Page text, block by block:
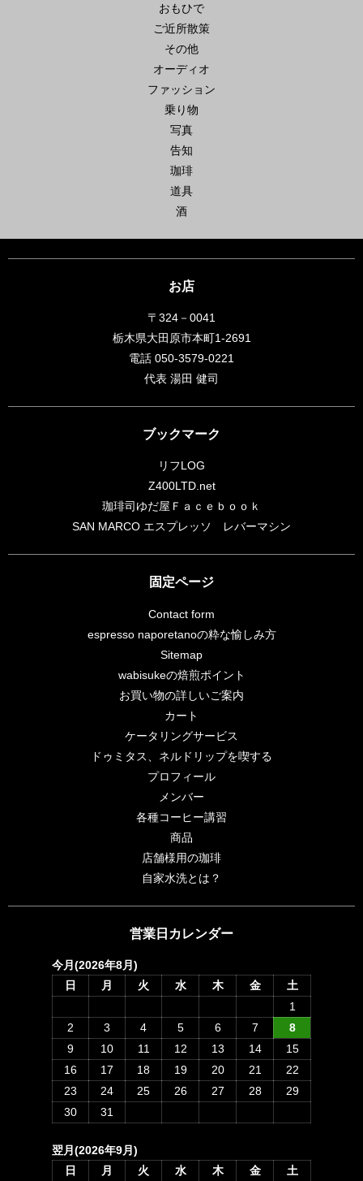
おもひで
ご近所散策
その他
オーディオ
ファッション
乗り物
写真
告知
珈琲
道具
酒
お店
〒324－0041
栃木県大田原市本町1-2691
電話 050-3579-0221
代表 湯田 健司
ブックマーク
リフLOG
Z400LTD.net
珈琲司ゆだ屋Ｆａｃｅｂｏｏｋ
SAN MARCO エスプレッソ レバーマシン
固定ページ
Contact form
espresso naporetanoの粋な愉しみ方
Sitemap
wabisukeの焙煎ポイント
お買い物の詳しいご案内
カート
ケータリングサービス
ドゥミタス、ネルドリップを喫する
プロフィール
メンバー
各種コーヒー講習
商品
店舗様用の珈琲
自家水洗とは？
営業日カレンダー
今月(2026年8月)
日
月 火 水 木 金
土
1
2
3 4 5 6 7
8
9
10 11 12 13 14
15
16
17 18 19 20 21
22
23
24 25 26 27 28
29
30
31
翌月(2026年9月)
日
月 火 水 木 金 土